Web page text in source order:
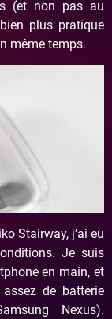
(et non pas au
plus pratique
même temps.
Stairway, j’ai eu
Je suis
en main, et
de batterie
Nexus).